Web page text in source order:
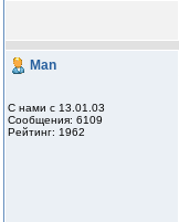
Man
С нами с 13.01.03
Сообщения: 6109
Рейтинг: 1962